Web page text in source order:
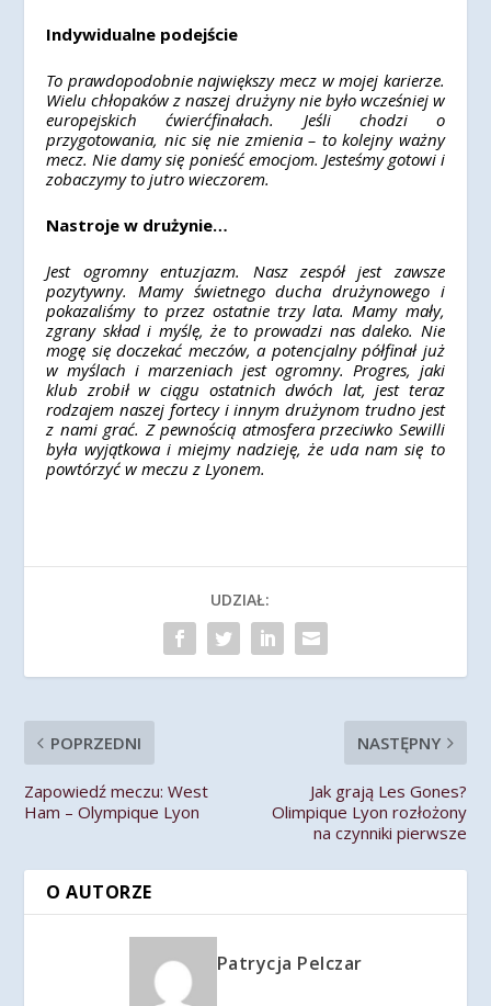
Indywidualne podejście
To prawdopodobnie największy mecz w mojej karierze.
Wielu chłopaków z naszej drużyny nie było wcześniej w
europejskich ćwierćfinałach. Jeśli chodzi o
przygotowania, nic się nie zmienia – to kolejny ważny
mecz. Nie damy się ponieść emocjom. Jesteśmy gotowi i
zobaczymy to jutro wieczorem.
Nastroje w drużynie…
Jest ogromny entuzjazm. Nasz zespół jest zawsze
pozytywny. Mamy świetnego ducha drużynowego i
pokazaliśmy to przez ostatnie trzy lata. Mamy mały,
zgrany skład i myślę, że to prowadzi nas daleko. Nie
mogę się doczekać meczów, a potencjalny półfinał już
w myślach i marzeniach jest ogromny. Progres, jaki
klub zrobił w ciągu ostatnich dwóch lat, jest teraz
rodzajem naszej fortecy i innym drużynom trudno jest
z nami grać. Z pewnością atmosfera przeciwko Sewilli
była wyjątkowa i miejmy nadzieję, że uda nam się to
powtórzyć w meczu z Lyonem.
UDZIAŁ:
POPRZEDNI
Zapowiedź meczu: West
Ham – Olympique Lyon
NASTĘPNY
Jak grają Les Gones?
Olimpique Lyon rozłożony
na czynniki pierwsze
O AUTORZE
Patrycja Pelczar